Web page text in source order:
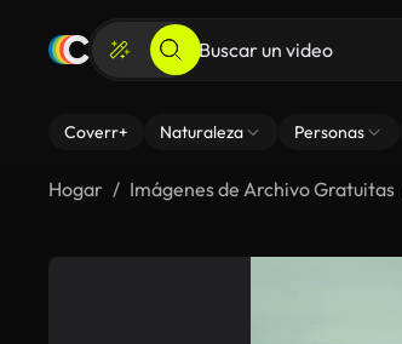
Coverr+ Naturaleza Personas
Hogar Imágenes de Archivo Gratuitas